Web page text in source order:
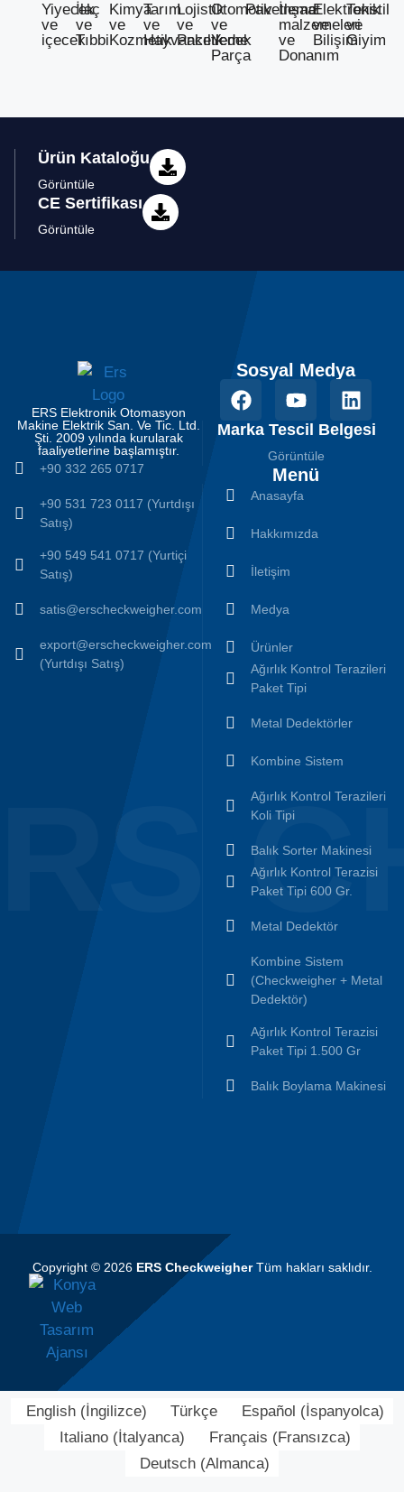
Yiyecek
ve
içecek
İlaç
ve
Tıbbi
Kimya
ve
Kozmetik
Tarım
ve
Hayvancılık
Lojistik
ve
Paketleme
Otomotiv
ve
Yedek
Parça
Paketleme
İnşaat
malzemeleri
ve
Donanım
Elektronik
ve
Bilişim
Tekstil
ve
Giyim
Ürün Kataloğu
Görüntüle
CE Sertifikası
Görüntüle
ERS Elektronik Otomasyon
Makine Elektrik San. Ve Tic. Ltd.
Şti. 2009 yılında kurularak
faaliyetlerine başlamıştır.
+90 332 265 0717
+90 531 723 0117 (Yurtdışı
Satış)
+90 549 541 0717 (Yurtiçi
Satış)
satis@erscheckweigher.com
export@erscheckweigher.com
(Yurtdışı Satış)
Sosyal Medya
Marka Tescil Belgesi
Görüntüle
Menü
Anasayfa
Hakkımızda
İletişim
Medya
Ürünler
Ağırlık Kontrol Terazileri
Paket Tipi
Metal Dedektörler
Kombine Sistem
Ağırlık Kontrol Terazileri
Koli Tipi
Balık Sorter Makinesi
Ağırlık Kontrol Terazisi
Paket Tipi 600 Gr.
Metal Dedektör
Kombine Sistem
(Checkweigher + Metal
Dedektör)
Ağırlık Kontrol Terazisi
Paket Tipi 1.500 Gr
Balık Boylama Makinesi
Copyright © 2026 ERS CheckweigherTüm hakları saklıdır.
English(İngilizce) Türkçe Español (İspanyolca)
Italiano (İtalyanca) Français (Fransızca)
Deutsch (Almanca)